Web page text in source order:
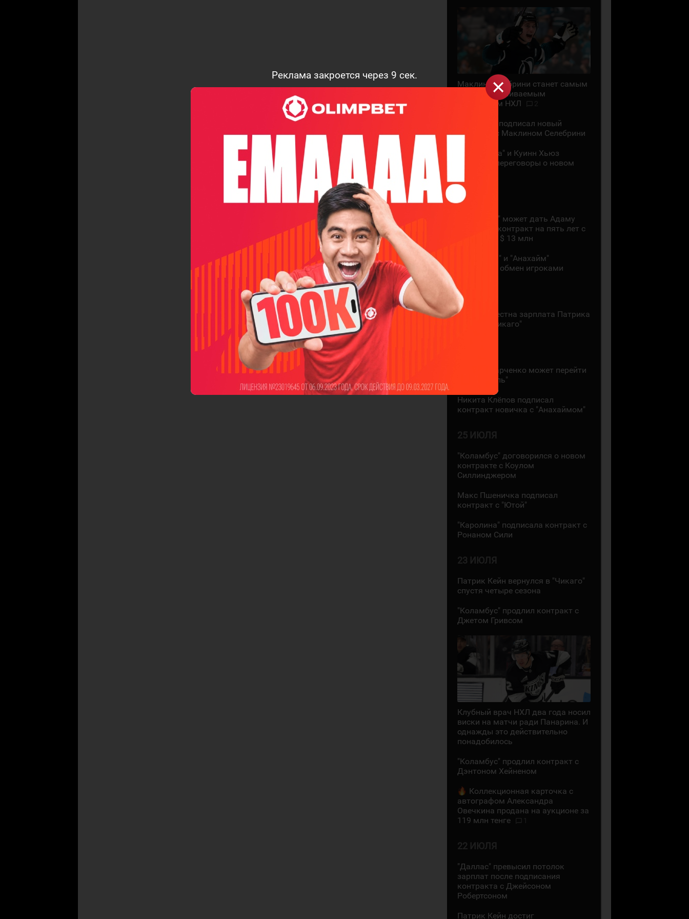
Реклама закроется через 8 сек.
Маклин Селебрини станет самым
высокооплачиваемым
хоккеистом НХЛ
"Сан-Хосе" подписал новый
контракт с Маклином Селебрини
"Миннесота" и Куинн Хьюз
проведут переговоры о новом
28 ИЮЛЯ
"Коламбус" может дать Адаму
Фантилли контракт на пять лет с
зарплатой $ 13 млн
"Монреаль" и "Анахайм"
произвели обмен игроками
27 ИЮЛЯ
Стала известна зарплата Патрика
Кейна в "Чикаго"
Кирилл Марченко может перейти
в "Монреаль"
Никита Клёпов подписал
контракт новичка с "Анахаймом"
25 ИЮЛЯ
"Коламбус" договорился о новом
контракте с Коулом
Силлинджером
Макс Пшеничка подписал
контракт с "Ютой"
"Каролина" подписала контракт с
Ронаном Сили
23 ИЮЛЯ
Патрик Кейн вернулся в "Чикаго"
спустя четыре сезона
"Коламбус" продлил контракт с
Джетом Гривсом
Клубный врач НХЛ два года носил
виски на матчи ради Панарина. И
однажды это действительно
понадобилось
"Коламбус" продлил контракт с
Дэнтоном Хейненом
Коллекционная карточка с
автографом Александра
Овечкина продана на аукционе за
119 млн тенге
22 ИЮЛЯ
"Даллас" превысил потолок
зарплат после подписания
контракта с Джейсоном
Робертсоном
Патрик Кейн достиг